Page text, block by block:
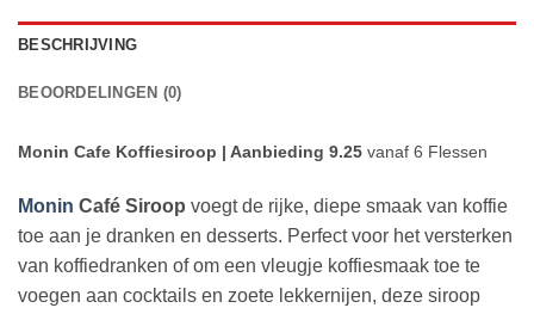
BESCHRIJVING
BEOORDELINGEN (0)
Monin Cafe Koffiesiroop | Aanbieding 9.25 vanaf 6 Flessen
Monin Café Siroop voegt de rijke, diepe smaak van koffie
toe aan je dranken en desserts. Perfect voor het versterken
van koffiedranken of om een vleugje koffiesmaak toe te
voegen aan cocktails en zoete lekkernijen, deze siroop